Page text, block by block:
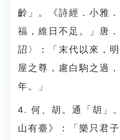
齡」。《詩經．小雅
福，維日不足。」唐
詔〉：「末代以來，
屋之尊，慮白駒之過
年。」
4. 何、胡。通「胡」
山有臺》：「樂只君